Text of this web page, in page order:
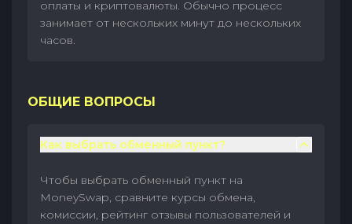
оплаты и криптовалюты. Обычно процесс
занимает от нескольких минут до нескольких
часов.
ОБЩИЕ ВОПРОСЫ
Как выбрать обменный пункт?
Чтобы выбрать обменный пункт на
MoneySwap, сравните курсы обмена,
комиссии, рейтинг отзывы пользователей и